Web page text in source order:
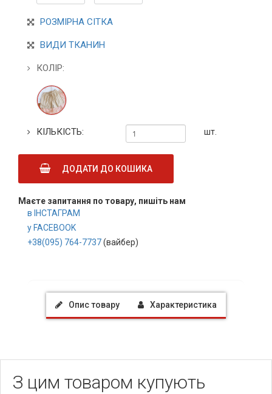
РОЗМІРНА СІТКА
ВИДИ ТКАНИН
КОЛІР:
КІЛЬКІСТЬ: шт.
ДОДАТИ ДО КОШИКА
Маєте запитання по товару, пишіть нам
в ІНСТАГРАМ
у FACEBOOK
+38(095) 764-7737(вайбер)
Опис товару Характеристика
З цим товаром купують